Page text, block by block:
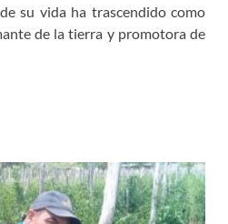
su vida ha trascendido como
de la tierra y promotora de